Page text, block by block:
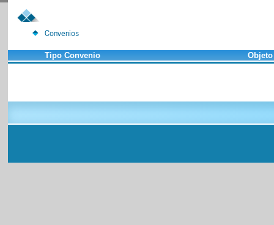
Convenios
Tipo Convenio Objeto